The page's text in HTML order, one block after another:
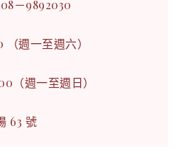
－9892030
週一至週六）
（週一至週日）
63 號